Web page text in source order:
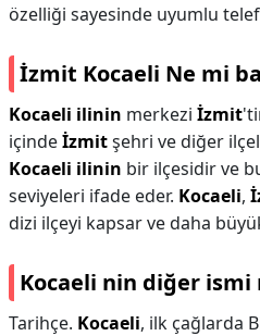
özelliği sayesinde uyumlu
İzmit Kocaeli Ne mi
Kocaeli ilinin merkezi İzmit
içindeİzmitşehri ve diğer
Kocaeli ilinin bir ilçesidir ve
seviyeleri ifade eder. Kocaeli,
dizi ilçeyi kapsar ve daha
Kocaeli nin diğer ismi
Tarihçe. Kocaeli, ilk çağlarda